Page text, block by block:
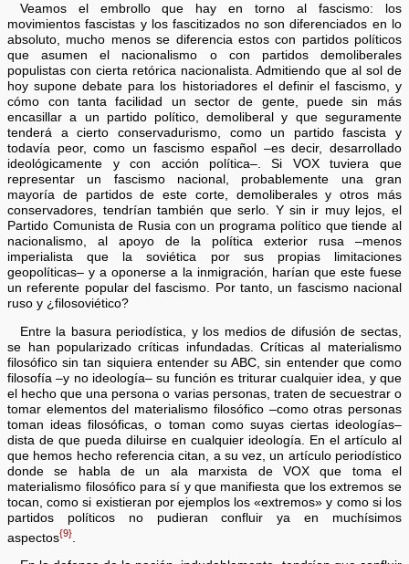
Veamos el embrollo que hay en torno al fascismo: los
movimientos fascistas y los fascitizados no son diferenciados en lo
absoluto, mucho menos se diferencia estos con partidos políticos
que asumen el nacionalismo o con partidos demoliberales
populistas con cierta retórica nacionalista. Admitiendo que al sol de
hoy supone debate para los historiadores el definir el fascismo, y
cómo con tanta facilidad un sector de gente, puede sin más
encasillar a un partido político, demoliberal y que seguramente
tenderá a cierto conservadurismo, como un partido fascista y
todavía peor, como un fascismo español –es decir, desarrollado
ideológicamente y con acción política–. Si VOX tuviera que
representar un fascismo nacional, probablemente una gran
mayoría de partidos de este corte, demoliberales y otros más
conservadores, tendrían también que serlo. Y sin ir muy lejos, el
Partido Comunista de Rusia con un programa político que tiende al
nacionalismo, al apoyo de la política exterior rusa –menos
imperialista que la soviética por sus propias limitaciones
geopolíticas– y a oponerse a la inmigración, harían que este fuese
un referente popular del fascismo. Por tanto, un fascismo nacional
ruso y ¿filosoviético?
Entre la basura periodística, y los medios de difusión de sectas,
se han popularizado críticas infundadas. Críticas al materialismo
filosófico sin tan siquiera entender su ABC, sin entender que como
filosofía –y no ideología– su función es triturar cualquier idea, y que
el hecho que una persona o varias personas, traten de secuestrar o
tomar elementos del materialismo filosófico –como otras personas
toman ideas filosóficas, o toman como suyas ciertas ideologías–
dista de que pueda diluirse en cualquier ideología. En el artículo al
que hemos hecho referencia citan, a su vez, un artículo periodístico
donde se habla de un ala marxista de VOX que toma el
materialismo filosófico para sí y que manifiesta que los extremos se
tocan, como si existieran por ejemplos los «extremos» y como si los
partidos políticos no pudieran confluir ya en muchísimos
aspectos{9}